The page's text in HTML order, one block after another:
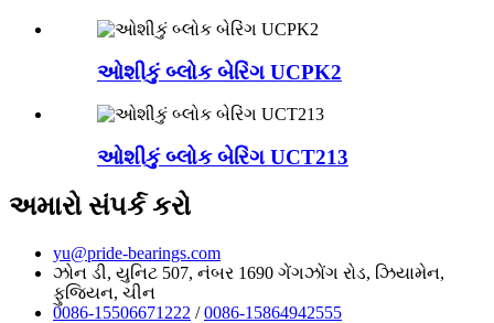
ઓશીકું બ્લોક બેરિંગ UCPK2
ઓશીકું બ્લોક બેરિંગ UCT213
અમારો સંપર્ક કરો
yu@pride-bearings.com
ઝોન ડી, યુનિટ 507, નંબર 1690 ગેંગઝોંગ રોડ, ઝિયામેન,
ફુજિયન, ચીન
0086-15506671222 /0086-15864942555